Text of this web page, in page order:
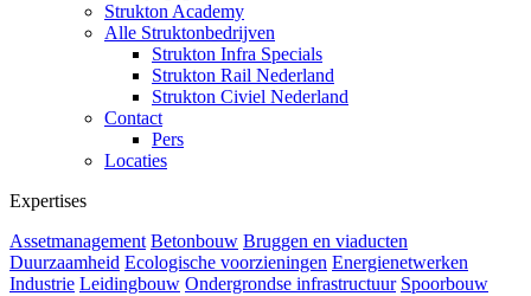
Strukton Academy
Alle Struktonbedrijven
Strukton Infra Specials
Strukton Rail Nederland
Strukton Civiel Nederland
Contact
Pers
Locaties
Expertises
Assetmanagement Betonbouw Bruggen en viaducten
Duurzaamheid Ecologische voorzieningen Energienetwerken
Industrie Leidingbouw Ondergrondse infrastructuur Spoorbouw